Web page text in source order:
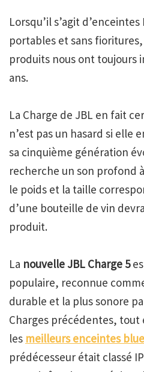
Lorsqu’il s’agit
portables et sans
produits nous ont toujours
ans.
La Charge de JBL en fait
n’est pas un hasard si elle
sa cinquième génération
recherche un son profond
le poids et la taille
d’une bouteille de vin
produit.
La nouvelle JBL Charge 5
populaire, reconnue
durable et la plus sonore
Charges précédentes, tout
les meilleurs enceintes
prédécesseur était classé